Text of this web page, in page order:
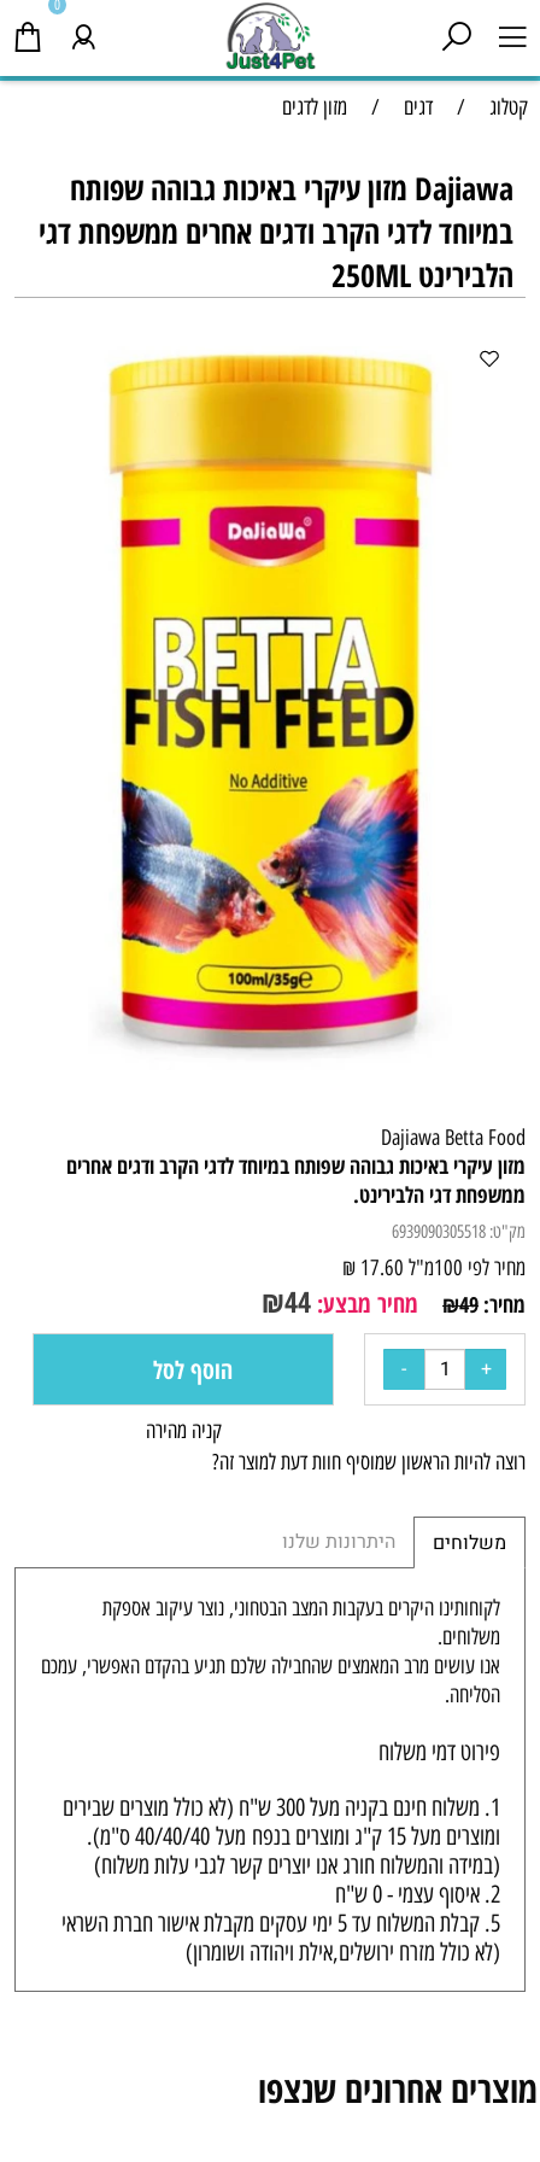
0
קטלוג / דגים / מזון לדגים
Dajiawa מזון עיקרי באיכות גבוהה שפותח
במיוחד לדגי הקרב ודגים אחרים ממשפחת דגי
הלבירינט 250ML
Dajiawa Betta Food
מזון עיקרי באיכות גבוהה שפותח במיוחד לדגי הקרב ודגים אחרים
ממשפחת דגי הלבירינט.
מק"ט: 6939090305518
מחיר לפי 100מ"ל 17.60
₪
מחיר: ₪49 מחיר מבצע: ₪44
הוסף לסל
קניה מהירה
רוצה להיות הראשון שמוסיף חוות דעת למוצר זה?
משלוחים היתרונות שלנו
לקוחותינו היקרים בעקבות המצב הבטחוני, נוצר עיקוב אספקת
משלוחים.
אנו עושים מרב המאמצים שהחבילה שלכם תגיע בהקדם האפשרי, עמכם
הסליחה.
פירוט דמי משלוח
1. משלוח חינם בקניה מעל 300 ש"ח (לא כולל מוצרים שבירים
ומוצרים מעל 15 ק"ג ומוצרים בנפח
מעל
40/40/40 ס"מ).
(במידה והמשלוח חורג אנו יוצרים קשר לגבי עלות משלוח)
2. איסוף עצמי - 0 ש"ח
5. קבלת המשלוח עד 5 ימי עסקים מקבלת אישור חברת השראי
(לא כולל מזרח ירושלים,אילת ויהודה ושומרון)
מוצרים אחרונים שנצפו